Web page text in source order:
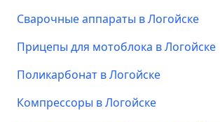
Сварочные аппараты в Логойске
Прицепы для мотоблока в Логойске
Поликарбонат в Логойске
Компрессоры в Логойске